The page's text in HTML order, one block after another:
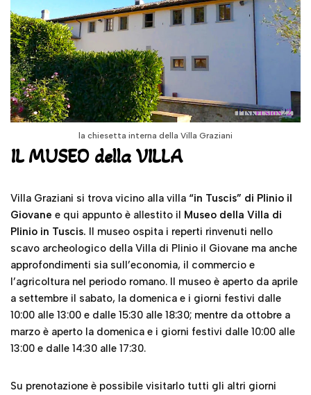
la chiesetta interna della Villa Graziani
IL MUSEO della VILLA
Villa Graziani si trova vicino alla villa “in Tuscis” di Plinio il
Giovane e qui appunto è allestito il Museo della Villa di
Plinio in Tuscis. Il museo ospita i reperti rinvenuti nello
scavo archeologico della Villa di Plinio il Giovane ma anche
approfondimenti sia sull’economia, il commercio e
l’agricoltura nel periodo romano. Il museo è aperto da aprile
a settembre il sabato, la domenica e i giorni festivi dalle
10:00 alle 13:00 e dalle 15:30 alle 18:30; mentre da ottobre a
marzo è aperto la domenica e i giorni festivi dalle 10:00 alle
13:00 e dalle 14:30 alle 17:30.
Su prenotazione è possibile visitarlo tutti gli altri giorni